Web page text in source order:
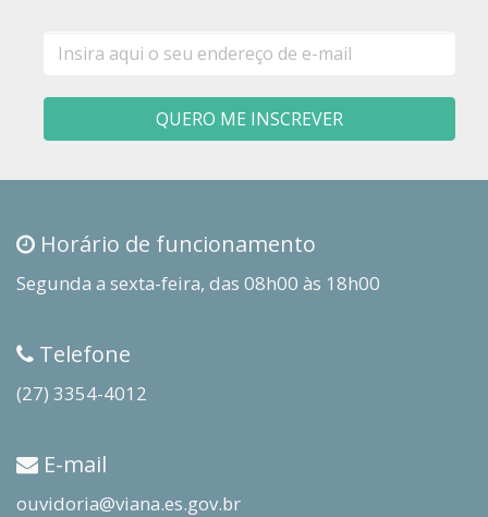
mail
QUERO ME INSCREVER
Horário de funcionamento
Segunda a sexta-feira, das 08h00 às 18h00
Telefone
(27) 3354-4012
E-mail
ouvidoria@viana.es.gov.br